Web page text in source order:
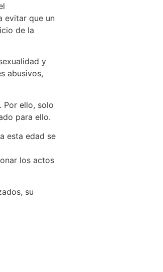
evitar que un
de la
y
abusivos,
Por ello, solo
para ello.
esta edad se
los actos
su